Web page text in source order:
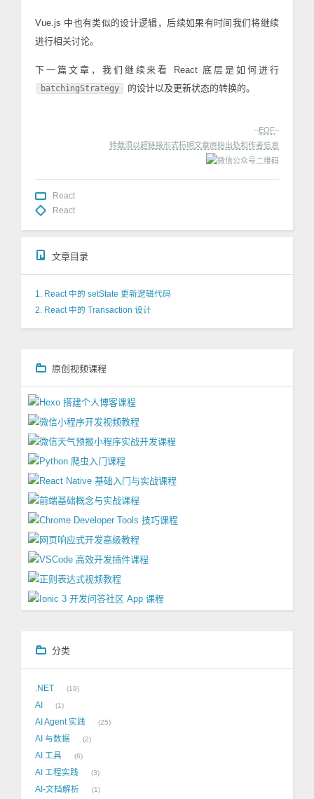
Vue.js 中也有类似的设计逻辑，后续如果有时间我们将继续
进行相关讨论。
下一篇文章，我们继续来看 React 底层是如何进行
batchingStrategy 的设计以及更新状态的转换的。
–EOF–
转载须以超链接形式标明文章原始出处和作者信息
React
React
文章目录
1. React 中的 setState 更新逻辑代码
2. React 中的 Transaction 设计
原创视频课程
分类
.NET 19
AI 1
AI Agent 实践 25
AI 与数据 2
AI 工具 6
AI 工程实践 3
AI-文档解析 1